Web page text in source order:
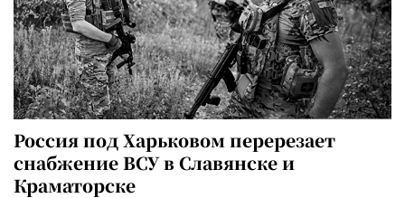
Россия под Харьковом перерезает
снабжение ВСУ в Славянске и
Краматорске